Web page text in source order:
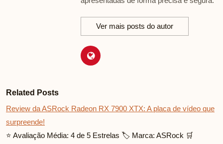
Ver mais posts do autor
Related Posts
Review da ASRock Radeon RX 7900 XTX: A placa de vídeo que
surpreende!
⭐ Avaliação Média: 4 de 5 Estrelas 🏷️ Marca: ASRock 🛒